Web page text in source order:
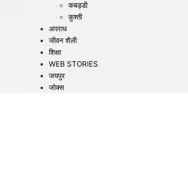
कबड्डी
कुश्ती
अपराध
जीवन शैली
शिक्षा
WEB STORIES
जयपुर
जोक्स